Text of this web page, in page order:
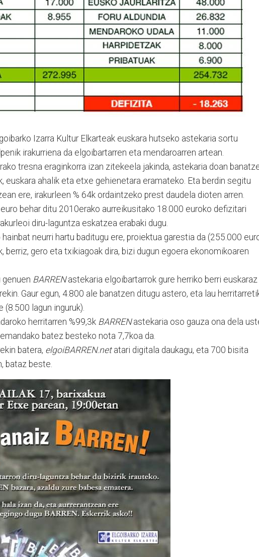
Izarra Kultur Elkarteak euskara hutseko astekaria sortu
irakurriena da elgoibartarren eta mendaroarren artean.
tresna eraginkorra izan zitekeela jakinda, astekaria doan
euskara ahalik eta etxe gehienetara eramateko. Eta berdin segitu
ere, irakurleen % 64k ordaintzeko prest daudela dioten arren.
behar ditu 2010erako aurreikusitako 18.000 euroko defizitari
diru-laguntza eskatzea erabaki dugu.
neurri hartu baditugu ere, proiektua garestia da (255.000
berriz, gero eta txikiagoak dira, bizi dugun egoera ekonomikoaren
genuen BARRENastekaria elgoibartarrok gure herriko berri euskaraz
Gaur egun, 4.800 ale banatzen ditugu astero, eta lau
(8.500 lagun inguruk).
herritarren %99,3k BARRENastekaria oso gauza ona dela
batez besteko nota 7,7koa da.
batera, elgoiBARREN.netatari digitala daukagu, eta 700 bisita
bataz beste.